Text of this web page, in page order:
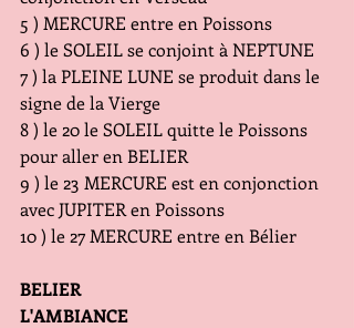
5 ) MERCURE entre en Poissons
6 ) le SOLEIL se conjoint à NEPTUNE
7 ) la PLEINE LUNE se produit dans le
signe de la Vierge
8 ) le 20 le SOLEIL quitte le Poissons
pour aller en BELIER
9 ) le 23 MERCURE est en conjonction
avec JUPITER en Poissons
10 ) le 27 MERCURE entre en Bélier
BELIER
L'AMBIANCE